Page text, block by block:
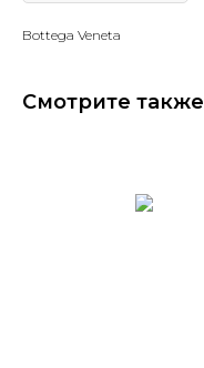
Bottega Veneta
Смотрите также